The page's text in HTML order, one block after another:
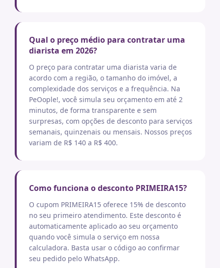
Qual o preço médio para contratar uma
diarista em 2026?
O preço para contratar uma diarista varia de
acordo com a região, o tamanho do imóvel, a
complexidade dos serviços e a frequência. Na
PeOople!, você simula seu orçamento em até 2
minutos, de forma transparente e sem
surpresas, com opções de desconto para serviços
semanais, quinzenais ou mensais. Nossos preços
variam de R$ 140 a R$ 400.
Como funciona o desconto PRIMEIRA15?
O cupom PRIMEIRA15 oferece 15% de desconto
no seu primeiro atendimento. Este desconto é
automaticamente aplicado ao seu orçamento
quando você simula o serviço em nossa
calculadora. Basta usar o código ao confirmar
seu pedido pelo WhatsApp.